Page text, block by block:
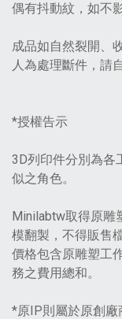
偶有抖動紋，如不
成品如自然裂開、
人為處理斷件，請
*授權告示
3D列印件分別為各
似之角色。
Minilabtw取得原雕
模翻製，不得販售
價格包含原雕塑工
務之費用總和。
*原IP則屬於原創廠